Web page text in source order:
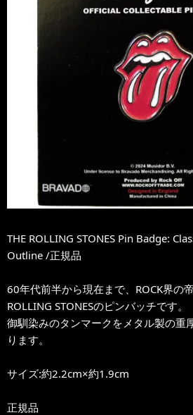
THE ROLLING STONES Pin Badge:
Outline /正規品
60年代前半から現在まで、ROCK界の
ROLLING STONESのピンバッチです。
御馴染みのタンマークをメタル製の重
ります。
サイズ:約2.2cm×約1.9cm
正規品